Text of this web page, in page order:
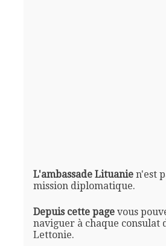
L'ambassade Lituanien'est
mission diplomatique.
Depuis cette pagevous
naviguer à chaque consulat
Lettonie.